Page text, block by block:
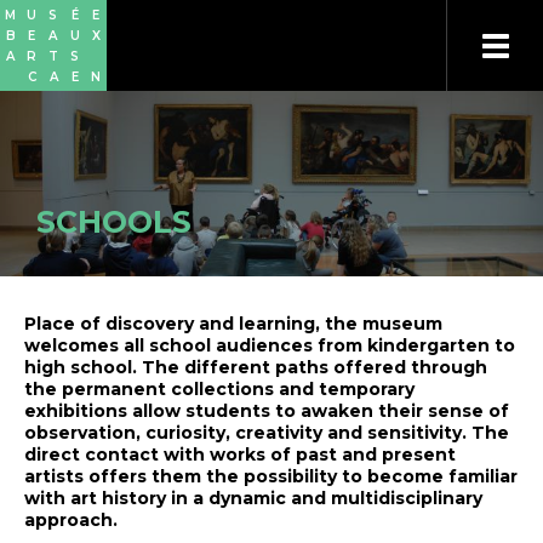
Skip
to
main
content
M U S É
E
B
E A U
X
A
R T
S
C
A E N
SCHOOLS
Place of discovery and learning, the museum
welcomes all school audiences from kindergarten to
high school. The different paths offered through
the permanent collections and temporary
exhibitions allow students to awaken their sense of
observation, curiosity, creativity and sensitivity. The
direct contact with works of past and present
artists offers them the possibility to become familiar
with art history in a dynamic and multidisciplinary
approach.
Cookies management panel